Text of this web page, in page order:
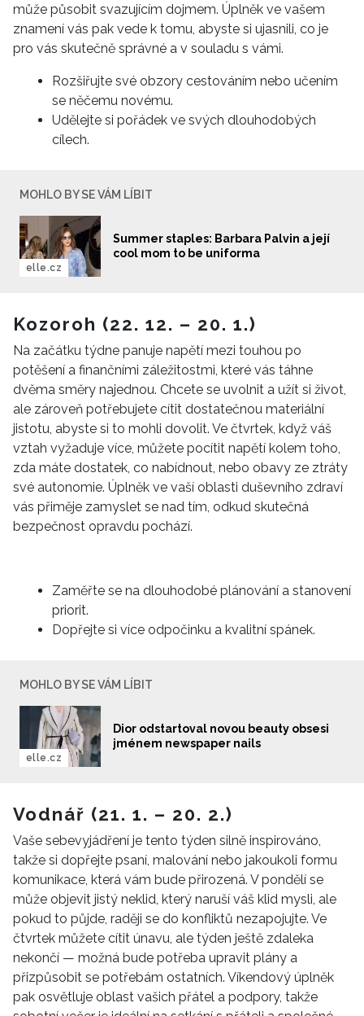
může působit svazujícím dojmem. Úplněk ve vašem
znamení vás pak vede k tomu, abyste si ujasnili, co je
pro vás skutečně správné a v souladu s vámi.
Rozšiřujte své obzory cestováním nebo učením
se něčemu novému.
Udělejte si pořádek ve svých dlouhodobých
cílech.
MOHLO BY SE VÁM LÍBIT
Summer staples: Barbara Palvin a její
cool mom to be uniforma
elle.cz
Kozoroh (22. 12. – 20. 1.)
Na začátku týdne panuje napětí mezi touhou po
potěšení a finančními záležitostmi, které vás táhne
dvěma směry najednou. Chcete se uvolnit a užít si život,
ale zároveň potřebujete cítit dostatečnou materiální
jistotu, abyste si to mohli dovolit. Ve čtvrtek, když váš
vztah vyžaduje více, můžete pocítit napětí kolem toho,
zda máte dostatek, co nabídnout, nebo obavy ze ztráty
své autonomie. Úplněk ve vaší oblasti duševního zdraví
vás přiměje zamyslet se nad tím, odkud skutečná
bezpečnost opravdu pochází.
Zaměřte se na dlouhodobé plánování a stanovení
priorit.
Dopřejte si více odpočinku a kvalitní spánek.
MOHLO BY SE VÁM LÍBIT
Dior odstartoval novou beauty obsesi
jménem newspaper nails
elle.cz
Vodnář (21. 1. – 20. 2.)
Vaše sebevyjádření je tento týden silně inspirováno,
takže si dopřejte psaní, malování nebo jakoukoli formu
komunikace, která vám bude přirozená. V pondělí se
může objevit jistý neklid, který naruší váš klid mysli, ale
pokud to půjde, raději se do konfliktů nezapojujte. Ve
čtvrtek můžete cítit únavu, ale týden ještě zdaleka
nekončí — možná bude potřeba upravit plány a
přizpůsobit se potřebám ostatních. Víkendový úplněk
pak osvětluje oblast vašich přátel a podpory, takže